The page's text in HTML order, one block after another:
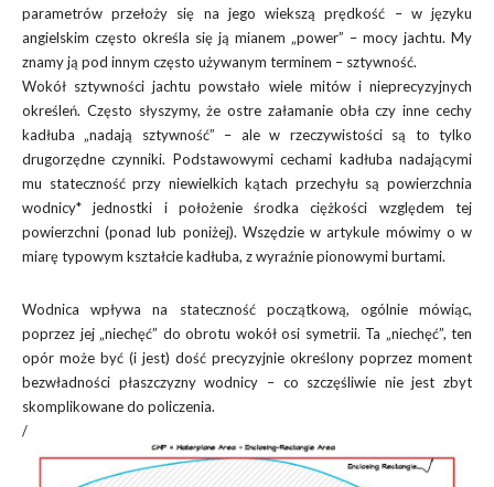
parametrów przełoży się na jego wiekszą prędkość – w języku
angielskim często określa się ją mianem „power” – mocy jachtu. My
znamy ją pod innym często używanym terminem – sztywność.
Wokół sztywności jachtu powstało wiele mitów i nieprecyzyjnych
określeń. Często słyszymy, że ostre załamanie obła czy inne cechy
kadłuba „nadają sztywność” – ale w rzeczywistości są to tylko
drugorzędne czynniki. Podstawowymi cechami kadłuba nadającymi
mu stateczność przy niewielkich kątach przechyłu są powierzchnia
wodnicy* jednostki i położenie środka ciężkości względem tej
powierzchni (ponad lub poniżej). Wszędzie w artykule mówimy o w
miarę typowym kształcie kadłuba, z wyraźnie pionowymi burtami.
Wodnica wpływa na stateczność początkową, ogólnie mówiąc,
poprzez jej „niechęć” do obrotu wokół osi symetrii. Ta „niechęć”, ten
opór może być (i jest) dość precyzyjnie określony poprzez moment
bezwładności płaszczyzny wodnicy – co szczęśliwie nie jest zbyt
skomplikowane do policzenia.
/